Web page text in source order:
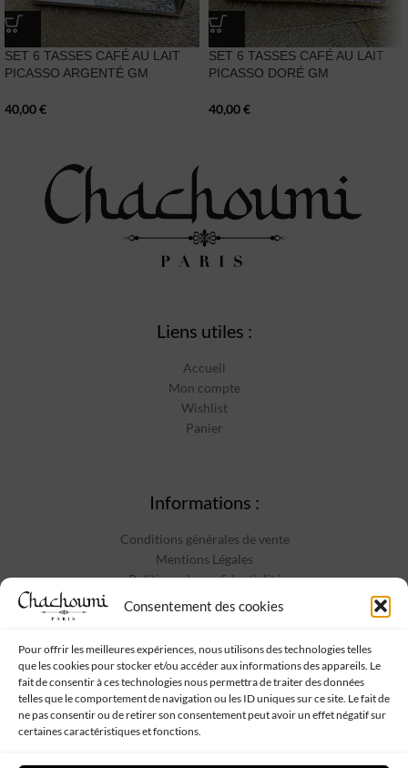
Consentement des cookies
Pour offrir les meilleures expériences, nous utilisons des technologies telles
que les cookies pour stocker et/ou accéder aux informations des appareils. Le
fait de consentir à ces technologies nous permettra de traiter des données
telles que le comportement de navigation ou les ID uniques sur ce site. Le fait de
ne pas consentir ou de retirer son consentement peut avoir un effet négatif sur
certaines caractéristiques et fonctions.
SET 6 TASSES CAFÉ AU LAIT
PICASSO ARGENTÉ GM
40,00€
SET 6 TASSES CAFÉ AU LAIT
PICASSO DORÉ GM
40,00€
Liens utiles :
Accueil
Mon compte
Wishlist
Panier
Informations :
Conditions générales de vente
Mentions Légales
Politique de confidentialité
Contact
Suivez-nous :